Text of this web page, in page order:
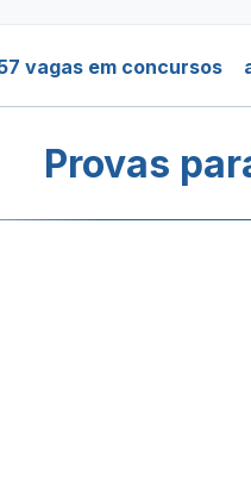
vagas em concursos
Provas